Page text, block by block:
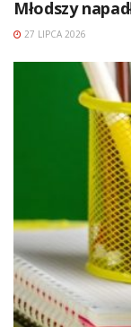
Młodszy
27 LIPCA 2026